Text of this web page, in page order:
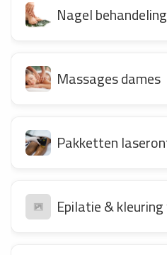
Nagel
Massages dames
Pakketten
Epilatie &